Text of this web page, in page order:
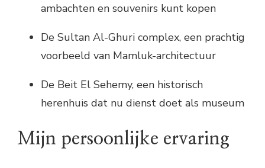
ambachten en souvenirs kunt kopen
De Sultan Al-Ghuri complex, een prachtig
voorbeeld van Mamluk-architectuur
De Beit El Sehemy, een historisch
herenhuis dat nu dienst doet als museum
Mijn persoonlijke ervaring